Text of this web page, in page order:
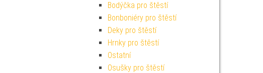
Bodýčka pro štěstí
Bonboniéry pro štěstí
Deky pro štěstí
Hrnky pro štěstí
Ostatní
Osušky pro štěstí